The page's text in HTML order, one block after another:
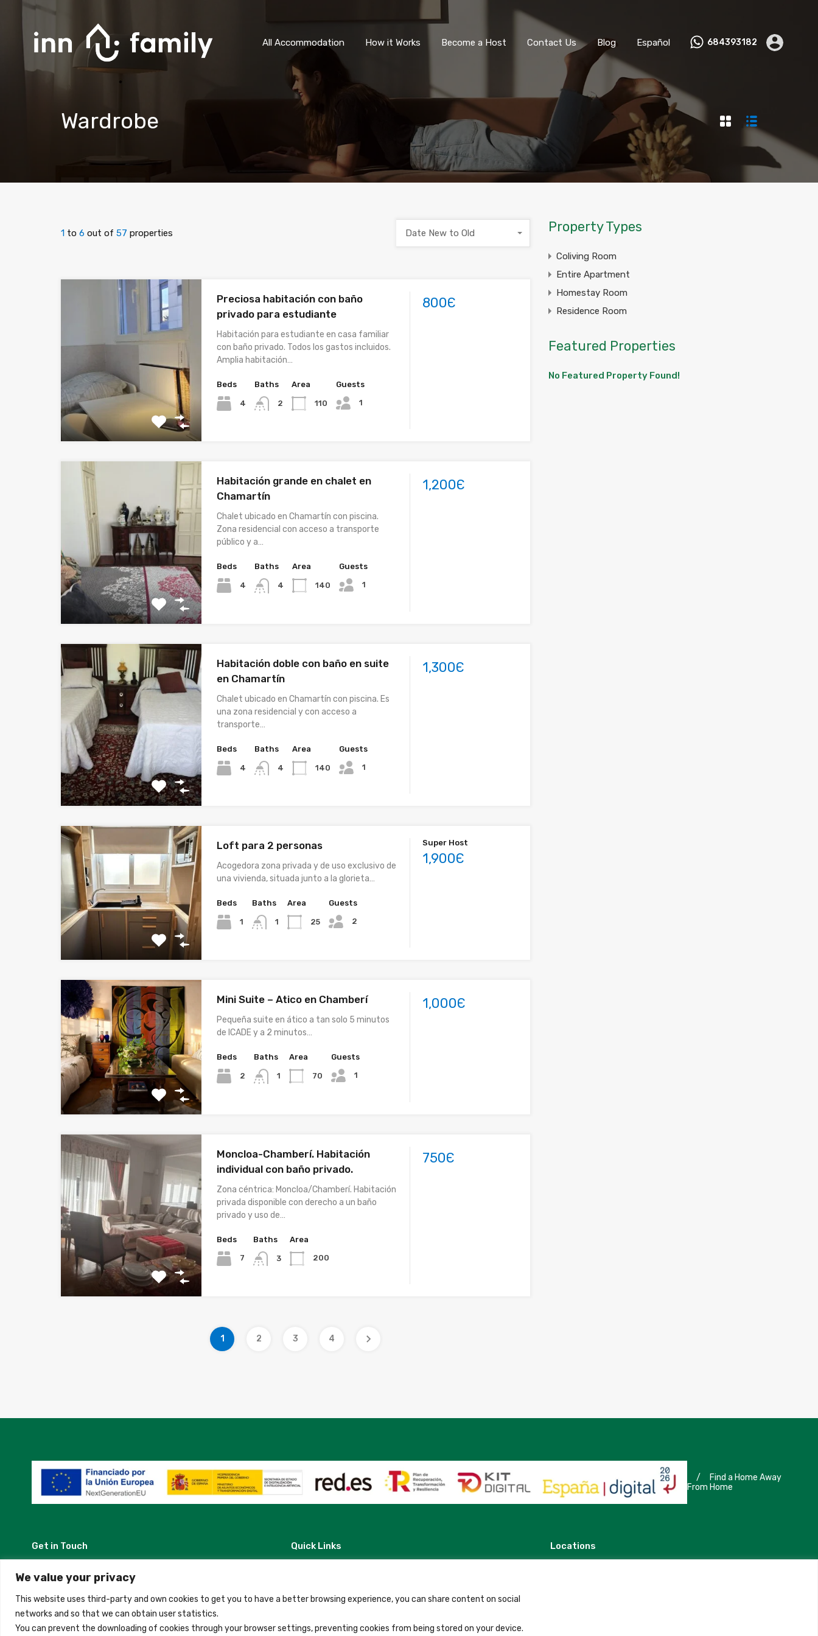
We value your privacy
This website uses third-party and own cookies to get you to have a better browsing experience, you can share content on social
networks and so that we can obtain user statistics.
You can prevent the downloading of cookies through your browser settings, preventing cookies from being stored on your device.
All Accommodation How it Works
All Accommodation
How it Works Become a Host Contact Us Blog Español 684393182
Wardrobe
1 to 6 out of 57 properties Date New to Old
Preciosa habitación con baño
privado para estudiante
Habitación para estudiante en casa familiar
con baño privado. Todos los gastos incluidos.
Amplia habitación…
Beds
4
Baths
2
Area
110
Guests
1
800Є
Habitación grande en chalet en
Chamartín
Chalet ubicado en Chamartín con piscina.
Zona residencial con acceso a transporte
público y a…
Beds
4
Baths
4
Area
140
Guests
1
1,200Є
Habitación doble con baño en suite
en Chamartín
Chalet ubicado en Chamartín con piscina. Es
una zona residencial y con acceso a
transporte…
Beds
4
Baths
4
Area
140
Guests
1
1,300Є
Loft para 2 personas
Acogedora zona privada y de uso exclusivo de
una vivienda, situada junto a la glorieta…
Beds
1
Baths
1
Area
25
Guests
2
Super Host
1,900Є
Mini Suite – Atico en Chamberí
Pequeña suite en ático a tan solo 5 minutos
de ICADE y a 2 minutos…
Beds
2
Baths
1
Area
70
Guests
1
1,000Є
Moncloa-Chamberí. Habitación
individual con baño privado.
Zona céntrica: Moncloa/Chamberí. Habitación
privada disponible con derecho a un baño
privado y uso de…
Beds
7
Baths
3
Area
200
750Є
1 2 3 4
Property Types
Coliving Room
Entire Apartment
Homestay Room
Residence Room
Featured Properties
No Featured Property Found!
/
Find a Home Away
From Home
Get in Touch
Madrid, Spain
+34 684 39 31 82
info@innfamily.com
Quick Links
Blog
Locations